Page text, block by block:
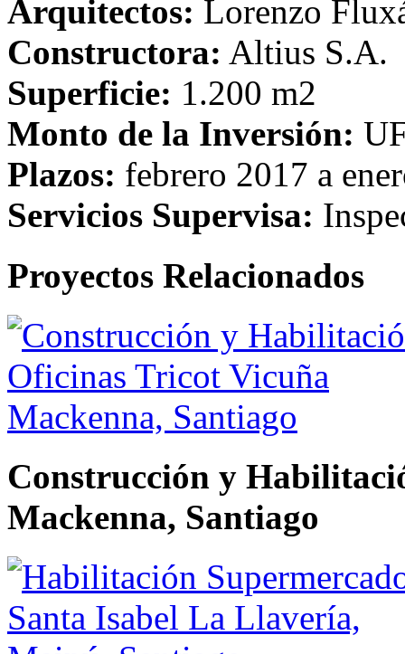
Arquitectos: Lorenzo
Constructora: Altius S.A.
Superficie: 1.200 m2
Monto de la Inversión:
Plazos: febrero 2017 a
Servicios Supervisa:
Proyectos Relacionados
Construcción y
Mackenna, Santiago